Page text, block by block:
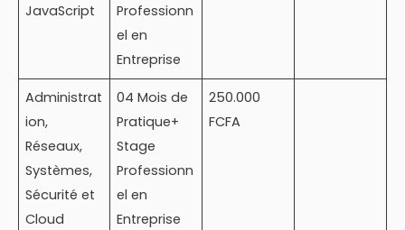
JavaScript
Professionn
el en
Entreprise
Administrat
ion,
Réseaux,
Systèmes,
Sécurité et
Cloud
04 Mois de
Pratique+
Stage
Professionn
el en
Entreprise
250.000
FCFA